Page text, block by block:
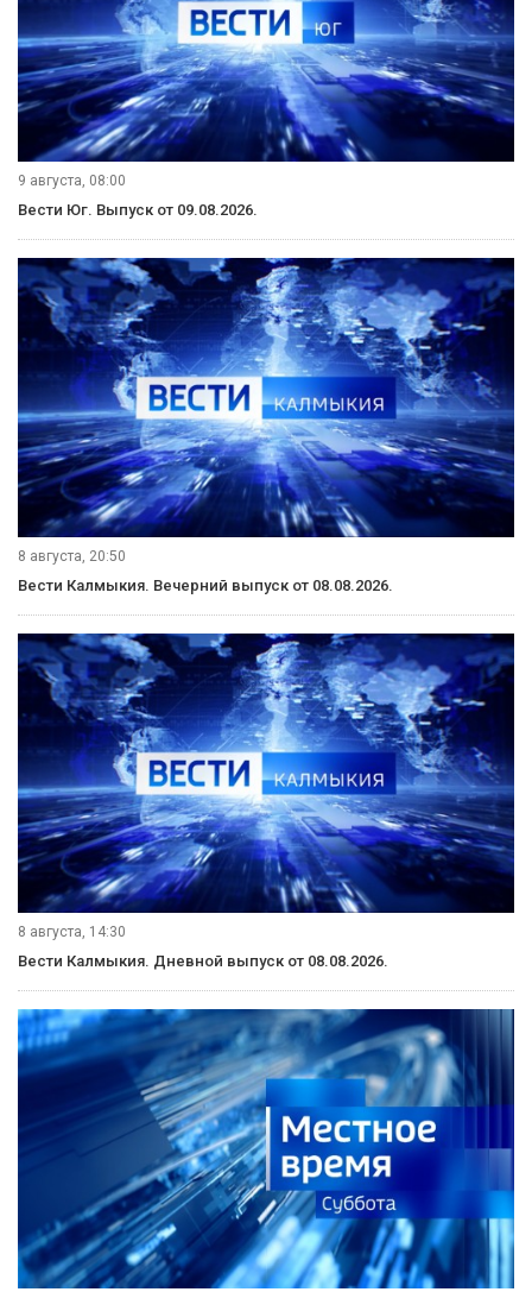
9 августа, 08:00
Вести Юг. Выпуск от 09.08.2026.
8 августа, 20:50
Вести Калмыкия. Вечерний выпуск от 08.08.2026.
8 августа, 14:30
Вести Калмыкия. Дневной выпуск от 08.08.2026.